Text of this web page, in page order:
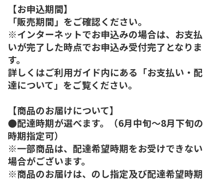
【お申込期間】
「販売期間」をご確認ください。
※インターネットでお申込みの場合は、お支払
いが完了した時点でお申込み受付完了となりま
す。
詳しくはご利用ガイド内にある「お支払い・配
達について」をご覧ください。
【商品のお届けについて】
●配達時期が選べます。（6月中旬～8月下旬の
時期指定可）
※一部商品は、配達希望時期をお受けできない
場合がございます。
※商品のお届けは、のし指定及び配達希望時期